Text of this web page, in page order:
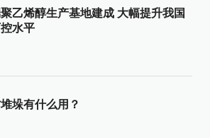
乙烯醇生产基地建成 大幅提升我国
水平
垛有什么用？